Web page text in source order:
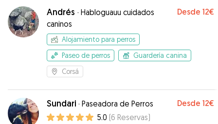
Andrés · Habloguauu cuidados
caninos
Desde 12€
Alojamiento para perros
Paseo de perros
Guardería canina
Corsá
Sundari · Paseadora de Perros Desde 12€
5.0 (6 Reservas)